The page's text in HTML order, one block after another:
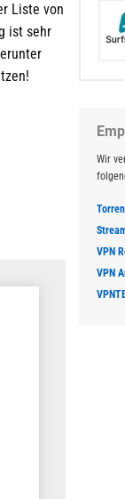
Liste von
ist sehr
Wir
VPN
VPN